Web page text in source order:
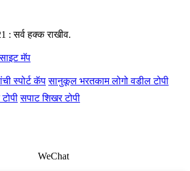
: सर्व हक्क राखीव.
साइट मॅप
स्पोर्ट कॅप सानुकूल भरतकाम लोगो वडील टोपी
सपाट शिखर टोपी
WeChat